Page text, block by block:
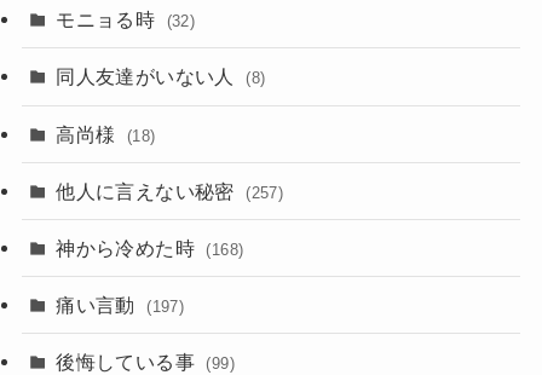
モニョる時 (32)
同人友達がいない人 (8)
高尚様 (18)
他人に言えない秘密 (257)
神から冷めた時 (168)
痛い言動 (197)
後悔している事 (99)